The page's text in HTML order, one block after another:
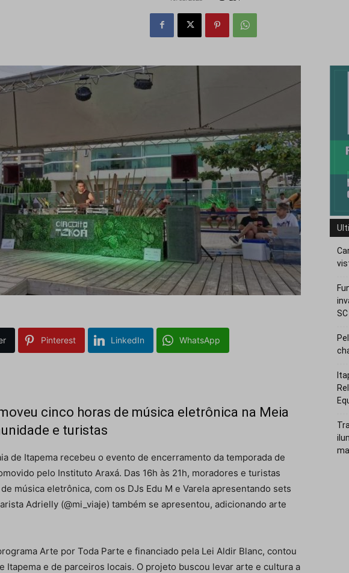
Pinterest LinkedIn WhatsApp
cinco horas de música eletrônica na Meia
e turistas
de Itapema recebeu o evento de encerramento da temporada de
pelo Instituto Araxá. Das 16h às 21h, moradores e turistas
música eletrônica, com os DJs Edu M e Varela apresentando sets
Adrielly (@mi_viaje) também se apresentou, adicionando arte
Arte por Toda Parte e financiado pela Lei Aldir Blanc, contou
Itapema e de parceiros locais. O projeto buscou levar arte e cultura a
SC